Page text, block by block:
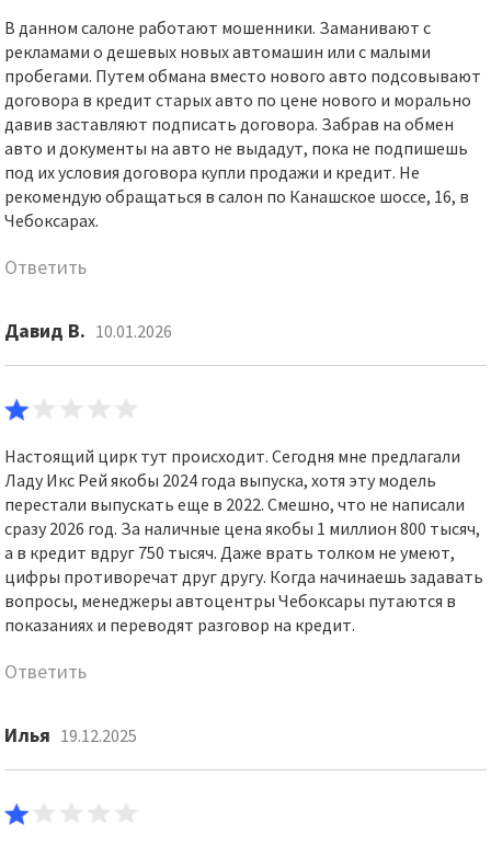
В данном салоне работают мошенники. Заманивают с
рекламами о дешевых новых автомашин или с малыми
пробегами. Путем обмана вместо нового авто подсовывают
договора в кредит старых авто по цене нового и морально
давив заставляют подписать договора. Забрав на обмен
авто и документы на авто не выдадут, пока не подпишешь
под их условия договора купли продажи и кредит. Не
рекомендую обращаться в салон по Канашское шоссе, 16, в
Чебоксарах.
Ответить
Давид В. 10.01.2026
Настоящий цирк тут происходит. Сегодня мне предлагали
Ладу Икс Рей якобы 2024 года выпуска, хотя эту модель
перестали выпускать еще в 2022. Смешно, что не написали
сразу 2026 год. За наличные цена якобы 1 миллион 800 тысяч,
а в кредит вдруг 750 тысяч. Даже врать толком не умеют,
цифры противоречат друг другу. Когда начинаешь задавать
вопросы, менеджеры автоцентры Чебоксары путаются в
показаниях и переводят разговор на кредит.
Ответить
Илья 19.12.2025